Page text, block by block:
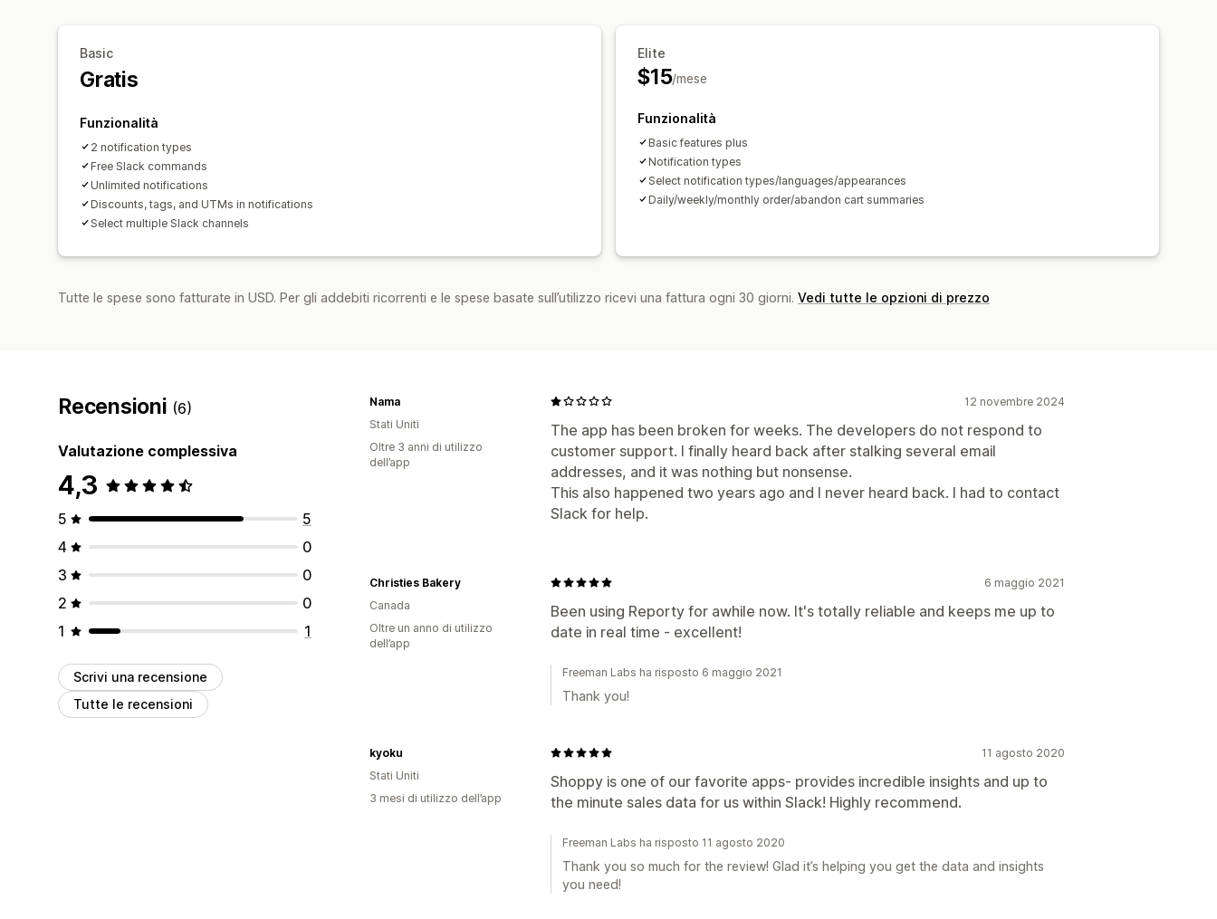
Basic
Gratis
Funzionalità
2 notification types
Free Slack commands
Unlimited notifications
Discounts, tags, and UTMs in notifications
Select multiple Slack channels
Elite
$15/mese
Funzionalità
Basic features plus
Notification types
Select notification types/languages/appearances
Daily/weekly/monthly order/abandon cart summaries
Tutte le spese sono fatturate in USD. Per gli addebiti ricorrenti e le spese basate sull’utilizzo ricevi una fattura ogni 30 giorni. Vedi tutte le opzioni di prezzo
Recensioni (6)
Valutazione complessiva
4,3
5
5
4
0
3
0
2
0
1
1
Scrivi una recensione
Tutte le recensioni
12 novembre 2024
The app has been broken for weeks. The developers do not respond to
customer support. I finally heard back after stalking several email
addresses, and it was nothing but nonsense.
This also happened two years ago and I never heard back. I had to contact
Slack for help.
Nama
Stati Uniti
Oltre 3 anni di utilizzo
dell’app
6 maggio 2021
Been using Reporty for awhile now. It's totally reliable and keeps me up to
date in real time - excellent!
Christies Bakery
Canada
Oltre un anno di utilizzo
dell’app
Freeman Labs ha risposto 6 maggio 2021
Thank you!
11 agosto 2020
Shoppy is one of our favorite apps- provides incredible insights and up to
the minute sales data for us within Slack! Highly recommend.
kyoku
Stati Uniti
3 mesi di utilizzo dell’app
Freeman Labs ha risposto 11 agosto 2020
Thank you so much for the review! Glad it’s helping you get the data and insights
you need!